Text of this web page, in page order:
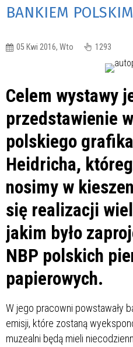
BANKIEM POLSKIM
05 Kwi 2016, Wto 1293
Celem wystawy
przedstawienie
polskiego
Heidricha,
nosimy w
się realizacji
jakim było
NBP polskich
papierowych.
W jego pracowni powstawały
emisji, które zostaną
muzealni będą mieli